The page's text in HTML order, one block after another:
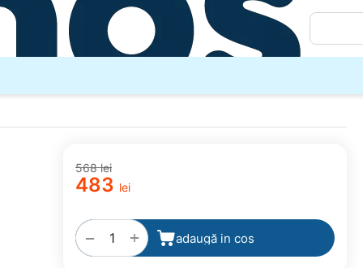
‍568‍ lei
‍483‍ lei
+
− adaugă in cos
la
favorite